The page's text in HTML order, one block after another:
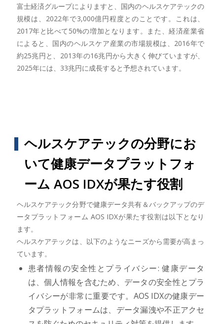
富士経済グループによりますと、国内のヘルスケアテックの
規模は、2022年で3,000億円程度とのことです。これは、
2017年と比べて50%の増加となります。また、経済産業省
によると、国内のヘルスケア産業の市場規模は、2016年で
約25兆円と、2013年の16兆円から大きく伸びていますが、
2025年には、33兆円に成長すると予想されています。
ヘルスケアテックの分野にお
いて健康データプラットフォ
ーム AOS IDXが果たす役割
ヘルスケアテック分野で健康データ共有＆バックアップのデ
ータプラットフォーム AOS IDXが果たす役割は以下となり
ます。
ヘルスケアテックは、以下のようなニーズから需要が高まっ
ています。
患者情報の安全性とプライバシー: 健康データ
は、個人情報を含むため、データの安全性とプラ
イバシーが非常に重要です。AOS IDXの健康デー
タプラットフォームは、データ漏洩や不正アクセ